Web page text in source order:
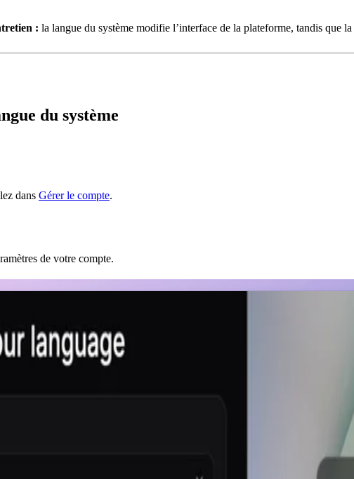
: la langue du système modifie l’interface de la plateforme, tandis que la
du système
dans Gérer le compte.
de votre compte.